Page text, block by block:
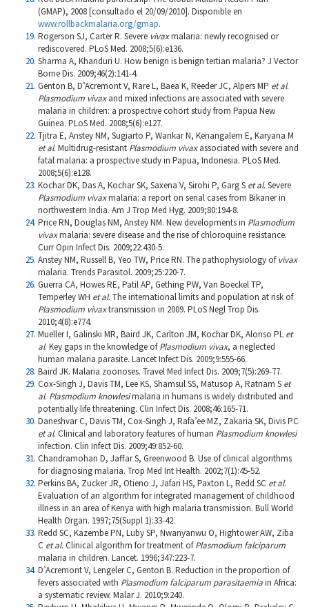
(GMAP), 2008 [consultado el 20/09/2010]. Disponible en
www.rollbackmalaria.org/gmap.
Rogerson SJ, Carter R. Severe vivaxmalaria: newly recognised or
rediscovered. PLoS Med. 2008;5(6):e136.
Sharma A, Khanduri U. How benign is benign tertian malaria? J Vector
Borne Dis. 2009;46(2):141-4.
Genton B, D’Acremont V, Rare L, Baea K, Reeder JC, Alpers MP et al.
Plasmodium vivaxand mixed infections are associated with severe
malaria in children: a prospective cohort study from Papua New
Guinea. PLoS Med. 2008;5(6):e127.
Tjitra E, Anstey NM, Sugiarto P, Warikar N, Kenangalem E, Karyana M
et al. Multidrug-resistant Plasmodium vivaxassociated with severe and
fatal malaria: a prospective study in Papua, Indonesia. PLoS Med.
2008;5(6):e128.
Kochar DK, Das A, Kochar SK, Saxena V, Sirohi P, Garg S et al. Severe
Plasmodium vivaxmalaria: a report on serial cases from Bikaner in
northwestern India. Am J Trop Med Hyg. 2009;80:194-8.
Price RN, Douglas NM, Anstey NM. New developments in Plasmodium
vivaxmalaria: severe disease and the rise of chloroquine resistance.
Curr Opin Infect Dis. 2009;22:430-5.
Anstey NM, Russell B, Yeo TW, Price RN. The pathophysiology ofvivax
malaria. Trends Parasitol. 2009;25:220-7.
Guerra CA, Howes RE, Patil AP, Gething PW, Van Boeckel TP,
Temperley WH et al. The international limits and population at risk of
Plasmodium vivaxtransmission in 2009. PLoS Negl Trop Dis.
2010;4(8):e774.
Mueller I, Galinski MR, Baird JK, Carlton JM, Kochar DK, Alonso PL et
al. Key gaps in the knowledge ofPlasmodium vivax, a neglected
human malaria parasite. Lancet Infect Dis. 2009;9:555-66.
Baird JK. Malaria zoonoses. Travel Med Infect Dis. 2009;7(5):269-77.
Cox-Singh J, Davis TM, Lee KS, Shamsul SS, Matusop A, Ratnam S et
al. Plasmodium knowlesimalaria in humans is widely distributed and
potentially life threatening. Clin Infect Dis. 2008;46:165-71.
Daneshvar C, Davis TM, Cox-Singh J, Rafa’ee MZ, Zakaria SK, Divis PC
et al. Clinical and laboratory features of human Plasmodium knowlesi
infection. Clin Infect Dis. 2009;49:852-60.
Chandramohan D, Jaffar S, Greenwood B. Use of clinical algorithms
for diagnosing malaria. Trop Med Int Health. 2002;7(1):45-52.
Perkins BA, Zucker JR, Otieno J, Jafari HS, Paxton L, Redd SC et al.
Evaluation of an algorithm for integrated management of childhood
illness in an area of Kenya with high malaria transmission. Bull World
Health Organ. 1997;75(Suppl 1):33-42.
Redd SC, Kazembe PN, Luby SP, Nwanyanwu O, Hightower AW, Ziba
C et al. Clinical algorithm for treatment ofPlasmodium falciparum
malaria in children. Lancet. 1996;347:223-7.
D’Acremont V, Lengeler C, Genton B. Reduction in the proportion of
fevers associated with Plasmodium falciparum parasitaemiain Africa:
a systematic review. Malar J. 2010;9:240.